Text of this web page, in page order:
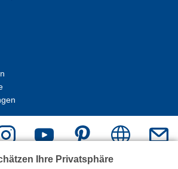
Ihre Privatsphäre